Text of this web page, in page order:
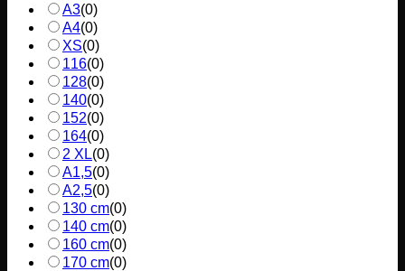
A3(0)
A4(0)
XS(0)
116(0)
128(0)
140(0)
152(0)
164(0)
2 XL(0)
A1,5(0)
A2,5(0)
130 cm(0)
140 cm(0)
160 cm(0)
170 cm(0)